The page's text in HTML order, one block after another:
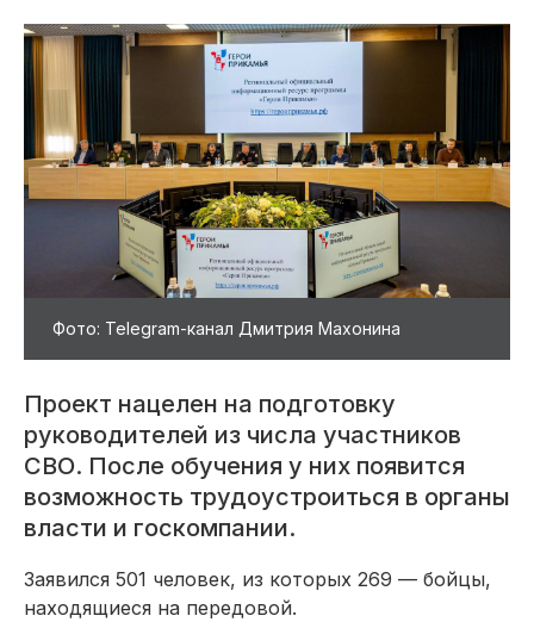
Благоустройство
Фото: Telegram-канал Дмитрия Махонина
Проект нацелен на подготовку
руководителей из числа участников
СВО. После обучения у них появится
возможность трудоустроиться в органы
власти и госкомпании.
Заявился 501 человек, из которых 269 — бойцы,
находящиеся на передовой.